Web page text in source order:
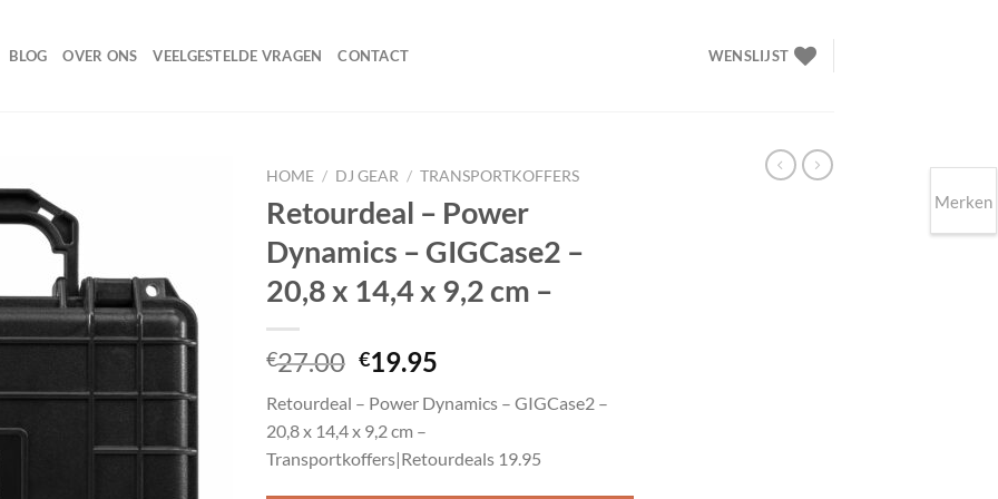
BLOG OVER ONS VEELGESTELDE VRAGEN CONTACT WENSLIJST
aan
wenslijst
HOME / DJ GEAR / TRANSPORTKOFFERS
Retourdeal – Power
Dynamics – GIGCase2 –
20,8 x 14,4 x 9,2 cm –
€27.00 Oorspronkelijke
was:
€27.00.
€19.95
is:
Retourdeal – Power Dynamics – GIGCase2 –
20,8 x 14,4 x 9,2 cm –
Transportkoffers|Retourdeals 19.95
Merken